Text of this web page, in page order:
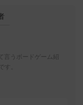
言うボードゲーム紹
す。